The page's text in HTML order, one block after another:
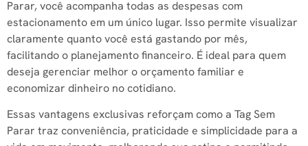
Parar, você acompanha todas as despesas com
estacionamento em um único lugar. Isso permite visualizar
claramente quanto você está gastando por mês,
facilitando o planejamento financeiro. É ideal para quem
deseja gerenciar melhor o orçamento familiar e
economizar dinheiro no cotidiano.
Essas vantagens exclusivas reforçam como a Tag Sem
Parar traz conveniência, praticidade e simplicidade para a